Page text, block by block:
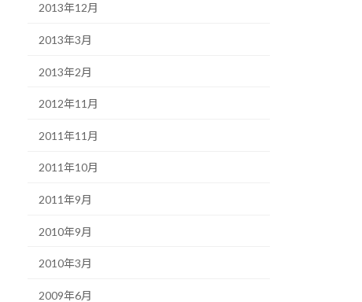
2013年12月
2013年3月
2013年2月
2012年11月
2011年11月
2011年10月
2011年9月
2010年9月
2010年3月
2009年6月